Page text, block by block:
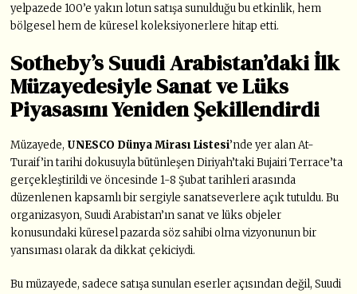
yelpazede 100’e yakın lotun satışa sunulduğu bu etkinlik, hem
bölgesel hem de küresel koleksiyonerlere hitap etti.
Sotheby’s Suudi Arabistan’daki İlk
Müzayedesiyle Sanat ve Lüks
Piyasasını Yeniden Şekillendirdi
Müzayede, UNESCO Dünya Mirası Listesi’nde yer alan At-
Turaif’in tarihi dokusuyla bütünleşen Diriyah’taki Bujairi Terrace’ta
gerçekleştirildive öncesinde 1-8 Şubat tarihleri arasında
düzenlenen kapsamlı bir sergiyle sanatseverlere açık tutuldu. Bu
organizasyon, Suudi Arabistan’ın sanat ve lüks objeler
konusundaki küresel pazarda söz sahibi olma vizyonunun bir
yansıması olarak da dikkat çekiciydi.
Bu müzayede, sadece satışa sunulan eserler açısından değil,Suudi